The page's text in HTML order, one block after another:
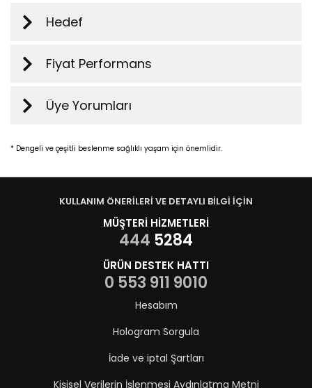
Hedef
Fiyat Performans
Üye Yorumları
* Dengeli ve çeşitli beslenme sağlıklı yaşam için önemlidir.
KULLANIM ÖNERİLERİ VE DETAYLI BİLGİ İÇİN
MÜŞTERİ HİZMETLERİ
444 5284
ÜRÜN DESTEK HATTI
0 553 911 9010
Hesabım
Hologram Sorgula
İade ve iptal Şartları
Kişisel Verilerin İşlenmesi Aydınlatma Metni